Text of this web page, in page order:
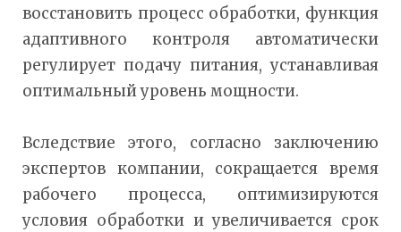
восстановить процесс обработки, функция
адаптивного контроля автоматически
регулирует подачу питания, устанавливая
оптимальный уровень мощности.
Вследствие этого, согласно заключению
экспертов компании, сокращается время
рабочего процесса, оптимизируются
условия обработки и увеличивается срок